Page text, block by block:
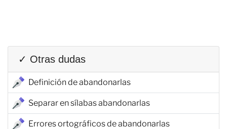
✓ Otras dudas
Definición de abandonarlas
Separar en sílabas abandonarlas
Errores ortográficos de abandonarlas